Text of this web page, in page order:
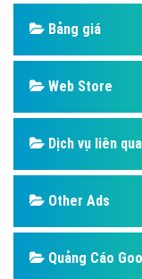
Bảng giá
Web Store
Dịch vụ liên
Other Ads
Quảng Cáo